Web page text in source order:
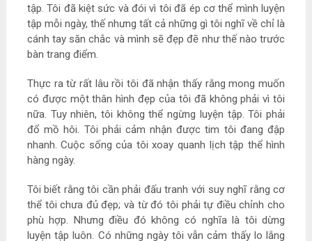
tập. Tôi đã kiệt sức và đói vì tôi đã ép cơ thể mình luyện
tập mỗi ngày, thế nhưng tất cả những gì tôi nghĩ về chỉ là
cánh tay săn chắc và mình sẽ đẹp đẽ như thế nào trước
bàn trang điểm.
Thực ra từ rất lâu rồi tôi đã nhận thấy rằng mong muốn
có được một thân hình đẹp của tôi đã không phải vì tôi
nữa. Tuy nhiên, tôi không thể ngừng luyện tập. Tôi phải
đổ mồ hôi. Tôi phải cảm nhận được tim tôi đang đập
nhanh. Cuộc sống của tôi xoay quanh lịch tập thể hình
hàng ngày.
Tôi biết rằng tôi cần phải đấu tranh với suy nghĩ rằng cơ
thể tôi chưa đủ đẹp; và từ đó tôi phải tự điều chỉnh cho
phù hợp. Nhưng điều đó không có nghĩa là tôi dừng
luyện tập luôn. Có những ngày tôi vẫn cảm thấy lo lắng